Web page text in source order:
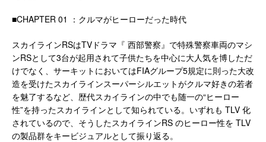
■CHAPTER 01 ：クルマがヒーローだった時代
スカイラインRSはTVドラマ『 西部警察』で特殊警察車両のマシ
ンRSとして3台が起用されて子供たちを中心に大人気を博しただ
けでなく、サーキットにおいてはFIAグループ5規定に則った大改
造を受けたスカイラインスーパーシルエットがクルマ好きの若者
を魅了するなど、歴代スカイラインの中でも随一の“ヒーロー
性”を持ったスカイラインとして知られている。いずれも TLV 化
されているので、そうしたスカイラインRS のヒーロー性を TLV
の製品群をキービジュアルとして振り返る。